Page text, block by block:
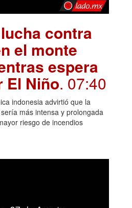
contra
el monte
espera
El Niño. 07:40
indonesia advirtió que la
más intensa y prolongada
riesgo de incendios